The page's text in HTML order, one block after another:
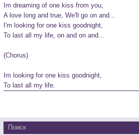
Im dreaming of one kiss from you,
A love long and true, We'll go on and...
I'm looking for one kiss goodnight,
To last all my life, on and on and...
(Chorus)
Im looking for one kiss goodnight,
To last all my life.